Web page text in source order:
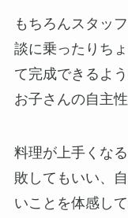
もちろんスタッ
談に乗ったりち
て完成できるよ
お子さんの自主
料理が上手くな
敗してもいい、
いことを体感し